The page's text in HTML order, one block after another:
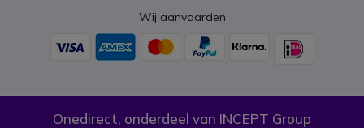
Wij aanvaarden
Onedirect, onderdeel van INCEPT Group